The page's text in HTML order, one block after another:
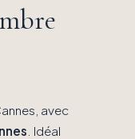
avec
. Idéal